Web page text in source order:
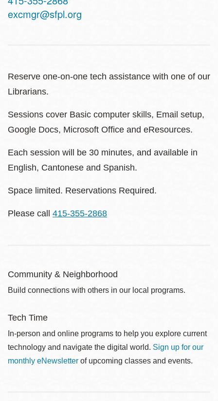
Telephone
excmgr@sfpl.org
Reserve one-on-one tech assistance with one of our
Librarians.
Sessions cover Basic computer skills, Email setup,
Google Docs, Microsoft Office and eResources.
Each session will be 30 minutes, and available in
English, Cantonese and Spanish.
Space limited. Reservations Required.
Please call 415-355-2868
Community & Neighborhood
Build connections with others in our local programs.
Tech Time
In-person and online programs to help you explore current
technology and navigate the digital world. Sign up for our
monthly eNewsletter of upcoming classes and events.